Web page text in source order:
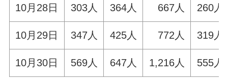
10月28日 303人 364人 667人 260人
10月29日 347人 425人 772人 319人
10月30日 569人 647人 1,216人 555人